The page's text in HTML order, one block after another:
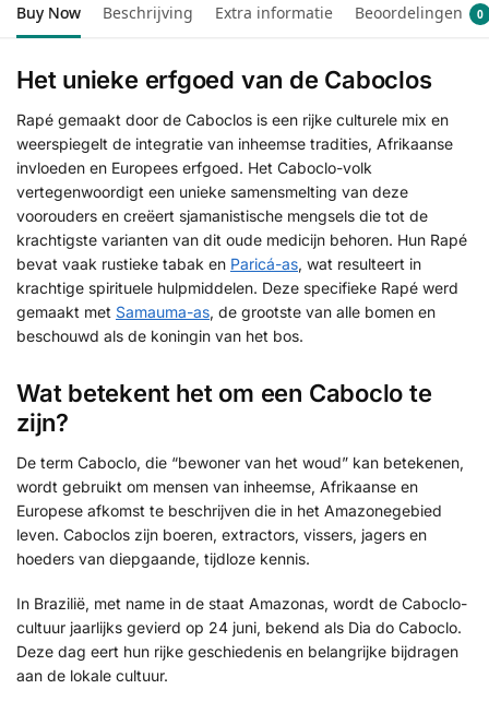
Buy Now Beschrijving Extra informatie Beoordelingen 0
Het unieke erfgoed van de Caboclos
Rapé gemaakt door de Caboclos is een rijke culturele mix en
weerspiegelt de integratie van inheemse tradities, Afrikaanse
invloeden en Europees erfgoed. Het Caboclo-volk
vertegenwoordigt een unieke samensmelting van deze
voorouders en creëert sjamanistische mengsels die tot de
krachtigste varianten van dit oude medicijn behoren. Hun Rapé
bevat vaak rustieke tabak en Paricá-as, wat resulteert in
krachtige spirituele hulpmiddelen. Deze specifieke Rapé werd
gemaakt met Samauma-as, de grootste van alle bomen en
beschouwd als de koningin van het bos.
Wat betekent het om een Caboclo te
zijn?
De term Caboclo, die “bewoner van het woud” kan betekenen,
wordt gebruikt om mensen van inheemse, Afrikaanse en
Europese afkomst te beschrijven die in het Amazonegebied
leven. Caboclos zijn boeren, extractors, vissers, jagers en
hoeders van diepgaande, tijdloze kennis.
In Brazilië, met name in de staat Amazonas, wordt de Caboclo-
cultuur jaarlijks gevierd op 24 juni, bekend als Dia do Caboclo.
Deze dag eert hun rijke geschiedenis en belangrijke bijdragen
aan de lokale cultuur.